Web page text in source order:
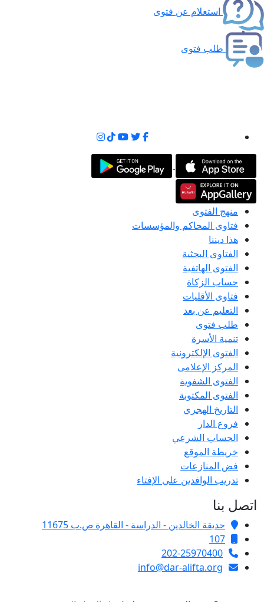
استعلام عن فتوى
طلب فتوى
منهج الفتوى
فتاوى المحاكم والمؤسسات
هذا ديننا
الفتاوى البحثية
الفتوى الهاتفية
حساب الزكاة
فتاوى الأقليات
التعليم عن بعد
طلب فتوى
تنمية الأسرة
الفتوى الإلكترونية
المركز الإعلامى
الفتوى الشفوية
الفتوى المكتوبة
التاريخ الهجري
فروع الدار
الحساب الشرعي
خريطة الموقع
فض المنازعات
تدريب الوافدين على الإفتاء
اتصل بنا
حديقة الخالدين - الدراسة - القاهرة ص.ب 11675
107
202-25970400
info@dar-alifta.org